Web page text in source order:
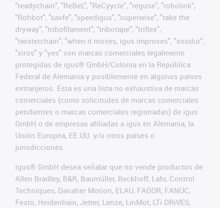
"readychain", "ReBeL", "ReCyycle", "reguse", "robolink",
"Rohbot", "savfe", "speedigus", "superwise", "take the
dryway", "tribofilament", "tribotape", "triflex",
"twisterchain", "when it moves, igus improves", "xirodur",
"xiros" y "yes" son marcas comerciales legalmente
protegidas de igus® GmbH/Colonia en la República
Federal de Alemania y posiblemente en algunos países
extranjeros. Esta es una lista no exhaustiva de marcas
comerciales (como solicitudes de marcas comerciales
pendientes o marcas comerciales registradas) de igus
GmbH o de empresas afiliadas a igus en Alemania, la
Unión Europea, EE.UU. y/u otros países o
jurisdicciones.
igus® GmbH desea señalar que no vende productos de
Allen Bradley, B&R, Baumüller, Beckhoff, Lahr, Control
Techniques, Danaher Motion, ELAU, FAGOR, FANUC,
Festo, Heidenhain, Jetter, Lenze, LinMot, LTi DRiVES,